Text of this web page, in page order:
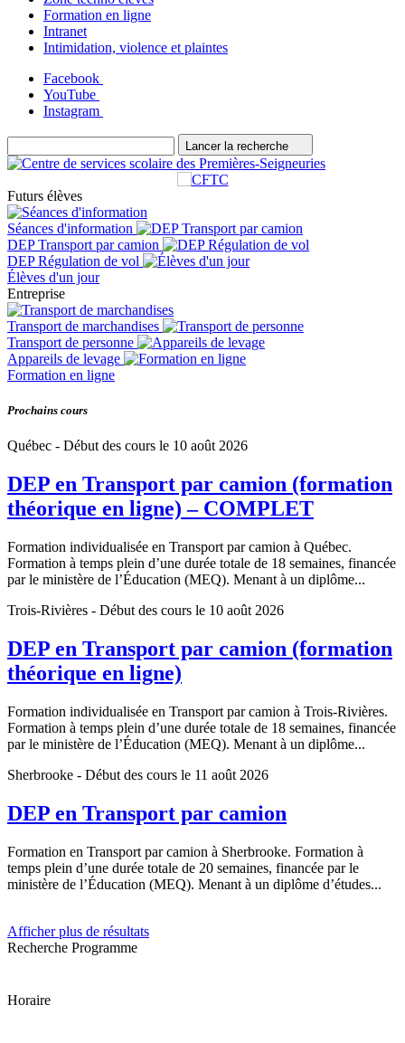
Formation en ligne
Intranet
Intimidation, violence et plaintes
Facebook
YouTube
Instagram
Lancer la recherche
Futurs élèves
Séances d'information
DEP Transport par camion
DEP Régulation de vol
Élèves d'un jour
Entreprise
Transport de marchandises
Transport de personne
Appareils de levage
Formation en ligne
Prochains cours
Québec - Début des cours le 10 août 2026
DEP en Transport par camion (formation
théorique en ligne) – COMPLET
Formation individualisée en Transport par camion à Québec.
Formation à temps plein d’une durée totale de 18 semaines, financée
par le ministère de l’Éducation (MEQ). Menant à un diplôme...
Trois-Rivières - Début des cours le 10 août 2026
DEP en Transport par camion (formation
théorique en ligne)
Formation individualisée en Transport par camion à Trois-Rivières.
Formation à temps plein d’une durée totale de 18 semaines, financée
par le ministère de l’Éducation (MEQ). Menant à un diplôme...
Sherbrooke - Début des cours le 11 août 2026
DEP en Transport par camion
Formation en Transport par camion à Sherbrooke. Formation à
temps plein d’une durée totale de 20 semaines, financée par le
ministère de l’Éducation (MEQ). Menant à un diplôme d’études...
Afficher plus de résultats
Recherche Programme
Horaire